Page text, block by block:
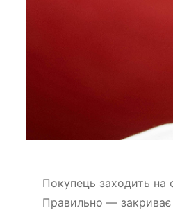
Покупець заходить на
Правильно —